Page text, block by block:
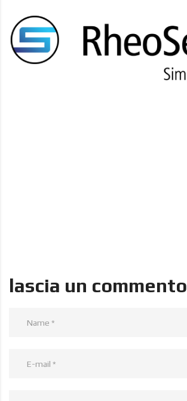
lascia un commento